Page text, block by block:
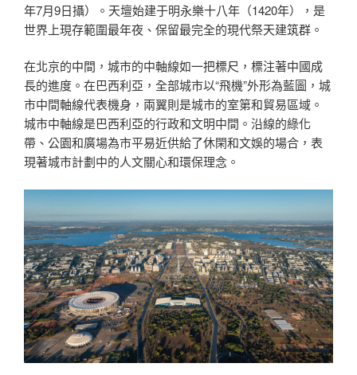
年7月9日攝）。天壇始建于明永樂十八年（1420年），是
世界上現存範圍最年夜、保留最完全的現代祭天建筑群。
在北京的中間，城市的中軸線如一把標尺，標注著中國成
長的進度。在巴西利亞，全部城市以“飛機”外形為藍圖，城
市中間軸線代表機身，兩翼則是城市的室第和貿易區域。
城市中軸線是巴西利亞的行政和文明中間。沿線的綠化
帶、公園和廣場為市平易近供給了休閑和文娛的場合，表
現著城市計劃中的人文關心和環保理念。